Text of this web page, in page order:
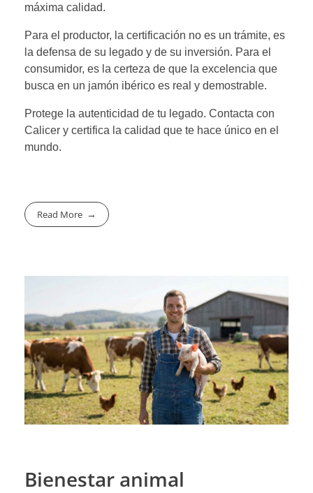
máxima calidad.
Para el productor, la certificación no es un trámite, es
la defensa de su legado y de su inversión. Para el
consumidor, es la certeza de que la excelencia que
busca en un jamón ibérico es real y demostrable.
Protege la autenticidad de tu legado. Contacta con
Calicer y certifica la calidad que te hace único en el
mundo.
Read More
Bienestar animal